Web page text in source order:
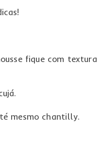
fique com textura
mesmo chantilly.